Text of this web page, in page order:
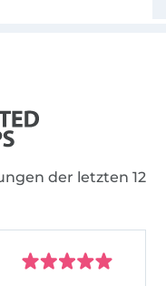
der letzten 12